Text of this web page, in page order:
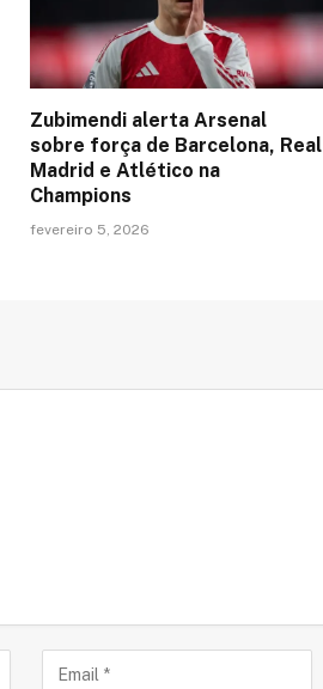
Zubimendi alerta Arsenal
sobre força de Barcelona, Real
Madrid e Atlético na
Champions
fevereiro 5, 2026